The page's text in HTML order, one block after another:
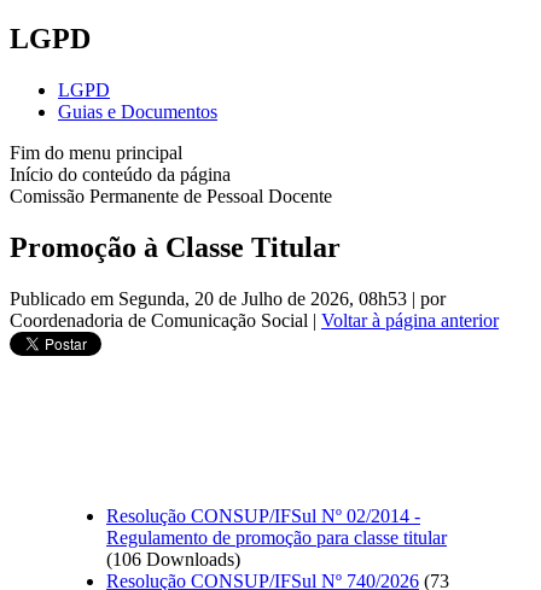
LGPD
LGPD
Guias e Documentos
Fim do menu principal
Início do conteúdo da página
Comissão Permanente de Pessoal Docente
Promoção à Classe Titular
Publicado em Segunda, 20 de Julho de 2026, 08h53 | por
Coordenadoria de Comunicação Social | Voltar à página anterior
Resolução CONSUP/IFSul Nº 02/2014 -
Regulamento de promoção para classe titular
(106 Downloads)
Resolução CONSUP/IFSul Nº 740/2026 (73